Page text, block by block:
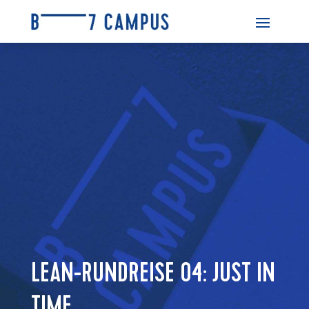
LEAN-RUNDREISE 04: JUST IN